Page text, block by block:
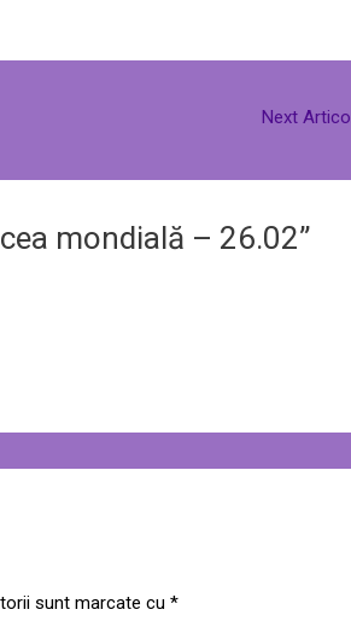
Next Articol
mondială – 26.02”
sunt marcate cu*